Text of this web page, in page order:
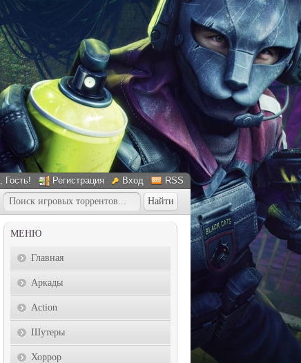
, Гость! Регистрация Вход RSS
МЕНЮ
Главная
Аркады
Action
Шутеры
Хоррор